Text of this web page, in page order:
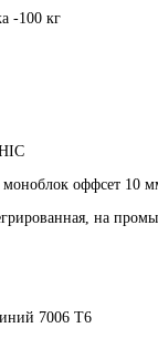
-100 кг
оффсет 10
на
7006 T6